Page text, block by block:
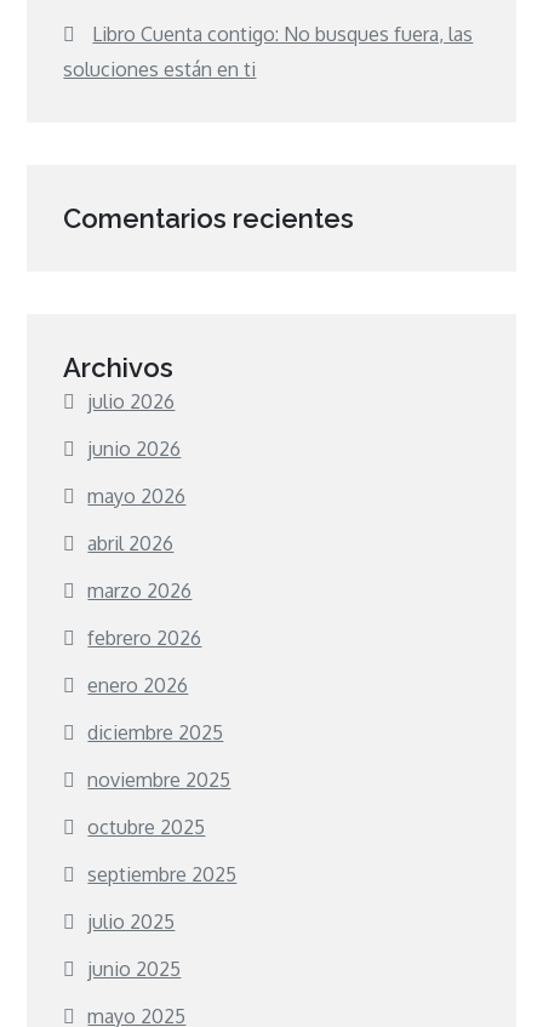
Libro Cuenta contigo: No busques fuera, las
soluciones están en ti
Comentarios recientes
Archivos
julio 2026
junio 2026
mayo 2026
abril 2026
marzo 2026
febrero 2026
enero 2026
diciembre 2025
noviembre 2025
octubre 2025
septiembre 2025
julio 2025
junio 2025
mayo 2025